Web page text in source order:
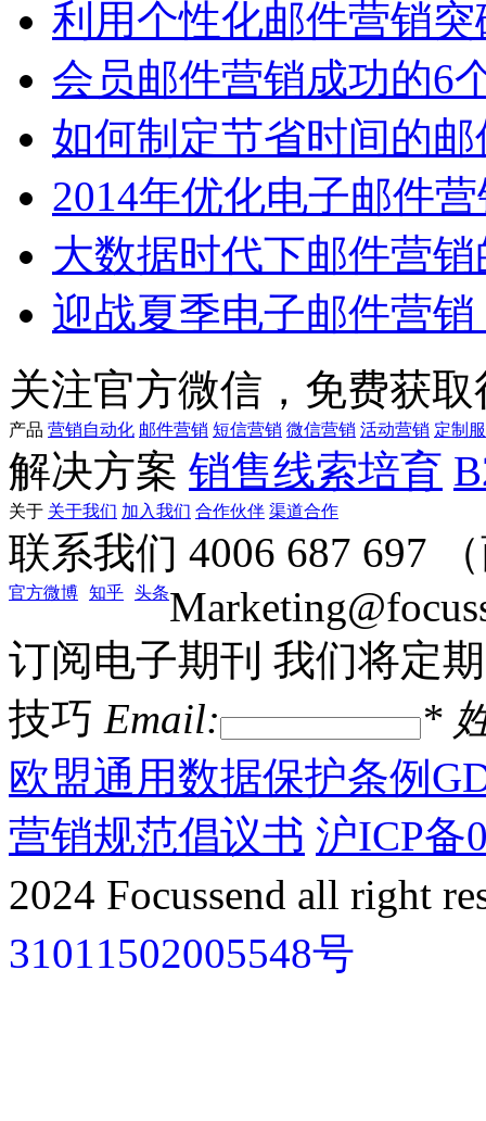
利用个性化邮件营销
会员邮件营销成功的6
如何制定节省时间的
2014年优化电子邮件
大数据时代下邮件营
迎战夏季电子邮件营销
关注官方微信，免费获
产品 营销自动化 邮件营销 短信营销 微信营销 活动营销 定制
解决方案 销售线索培育
关于 关于我们 加入我们 合作伙伴 渠道合作
联系我们 4006 687 697
官方微博 知乎 头条
订阅电子期刊 我们将定
技巧 Email: *
欧盟通用数据保护条例
营销规范倡议书 沪ICP备
2024 Focussend all right
31011502005548号